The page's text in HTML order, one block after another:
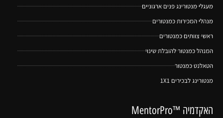
מעגלי מנטורינג פנים ארגוניים
מנהלי המכירות כמנטורים
ראשי צוותים כמנטורים
המנהל כמנטור להובלת שינוי
הטאלנט כמנטור
מנטורינג לבכירים 1X1
האקדמיה ™MentorPro